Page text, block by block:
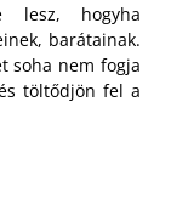
lesz, hogyha
barátainak.
soha nem fogja
töltődjön fel a